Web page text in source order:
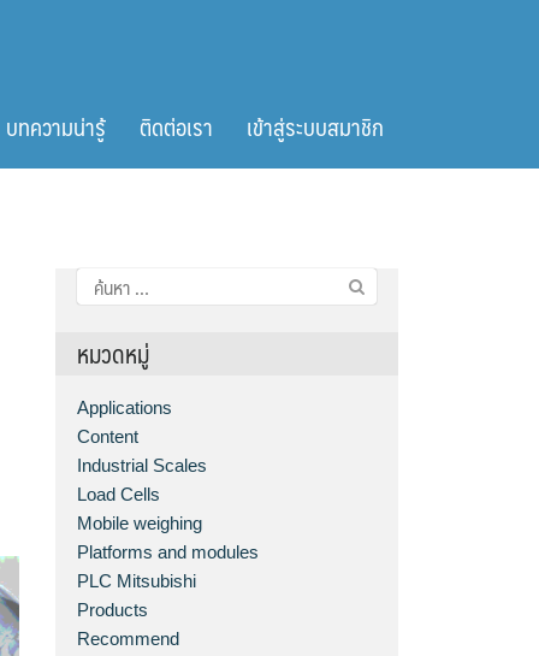
บทความน่ารู้ ติดต่อเรา เข้าสู่ระบบสมาชิก
ค้นหา
สำหรับ:
หมวดหมู่
Applications
Content
Industrial Scales
Load Cells
Mobile weighing
Platforms and modules
PLC Mitsubishi
Products
Recommend